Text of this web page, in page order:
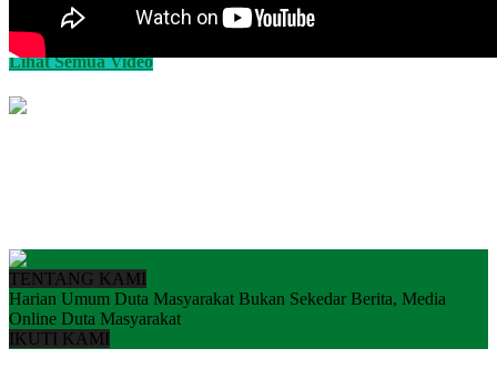
Lihat Semua Video
TENTANG KAMI
Harian Umum Duta Masyarakat Bukan Sekedar Berita, Media
Online Duta Masyarakat
IKUTI KAMI